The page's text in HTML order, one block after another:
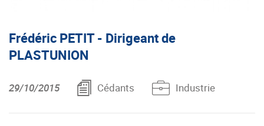
Frédéric PETIT - Dirigeant de
PLASTUNION
29/10/2015 Cédants Industrie